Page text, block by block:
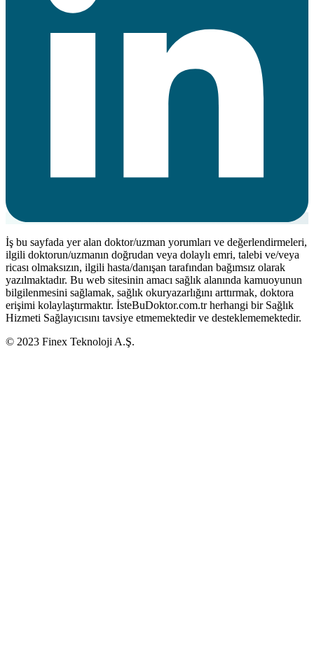
İş bu sayfada yer alan doktor/uzman yorumları ve değerlendirmeleri,
ilgili doktorun/uzmanın doğrudan veya dolaylı emri, talebi ve/veya
ricası olmaksızın, ilgili hasta/danışan tarafından bağımsız olarak
yazılmaktadır. Bu web sitesinin amacı sağlık alanında kamuoyunun
bilgilenmesini sağlamak, sağlık okuryazarlığını arttırmak, doktora
erişimi kolaylaştırmaktır. İsteBuDoktor.com.tr herhangi bir Sağlık
Hizmeti Sağlayıcısını tavsiye etmemektedir ve desteklememektedir.
© 2023 Finex Teknoloji A.Ş.